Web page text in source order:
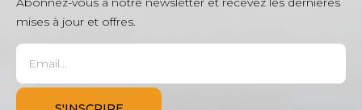
mises à jour et offres.